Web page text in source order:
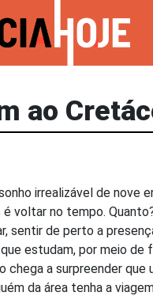
ao
irrealizável de nove
voltar no tempo.
sentir de perto a
estudam, por meio de
chega a surpreender que
da área tenha a